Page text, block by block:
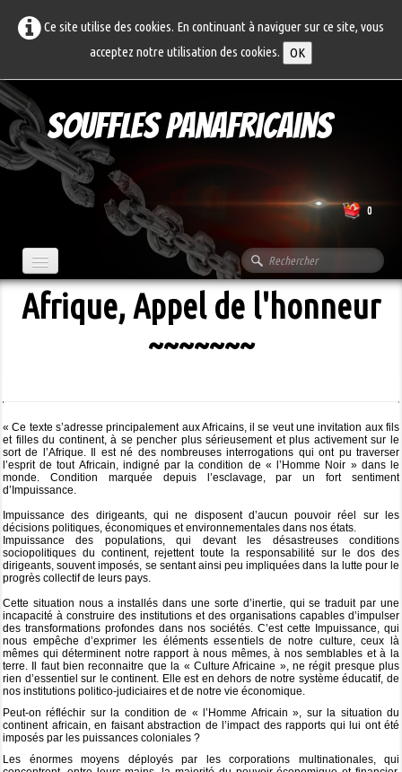
Ce site utilise des cookies. En continuant à naviguer sur ce site, vous
acceptez notre utilisation des cookies.
OK
Souffles Panafricains
0
Accueil
Projets et activités
Librairie
Vidéos
Partenaires▼
Contact
Afrique, Appel de l'honneur
~~~~~~~
« Ce texte s’adresse principalement aux Africains, il se veut une invitation aux fils
et filles du continent, à se pencher plus sérieusement et plus activement sur le
sort de l’Afrique. Il est né des nombreuses interrogations qui ont pu traverser
l’esprit de tout Africain, indigné par la condition de « l’Homme Noir » dans le
monde. Condition marquée depuis l’esclavage, par un fort sentiment
d’Impuissance.
Impuissance des dirigeants, qui ne disposent d’aucun pouvoir réel sur les
décisions politiques, économiques et environnementales dans nos états.
Impuissance des populations, qui devant les désastreuses conditions
sociopolitiques du continent, rejettent toute la responsabilité sur le dos des
dirigeants, souvent imposés, se sentant ainsi peu impliquées dans la lutte pour le
progrès collectif de leurs pays.
Cette situation nous a installés dans une sorte d’inertie, qui se traduit par une
incapacité à construire des institutions et des organisations capables d’impulser
des transformations profondes dans nos sociétés. C’est cette Impuissance, qui
nous empêche d’exprimer les éléments essentiels de notre culture, ceux là
mêmes qui déterminent notre rapport à nous mêmes, à nos semblables et à la
terre. Il faut bien reconnaitre que la « Culture Africaine », ne régit presque plus
rien d’essentiel sur le continent. Elle est en dehors de notre système éducatif, de
nos institutions politico-judiciaires et de notre vie économique.
Peut-on réfléchir sur la condition de « l’Homme Africain », sur la situation du
continent africain, en faisant abstraction de l’impact des rapports qui lui ont été
imposés par les puissances coloniales ?
Les énormes moyens déployés par les corporations multinationales, qui